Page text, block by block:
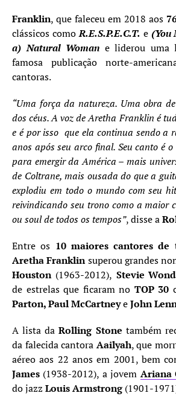
Franklin, que faleceu em 2018 aos
clássicos comoR.E.S.P.E.C.T. e (You
a) Natural Woman e liderou uma
famosa publicação norte-
cantoras.
“Uma força da natureza. Uma obra
dos céus. A voz de Aretha Franklin é
e é por isso que ela continua sendo a
anos após seu arco final. Seu canto é
para emergir da América – mais
de Coltrane, mais ousada do que a
explodiu em todo o mundo com seu hit
reivindicando seu trono como a maior
ou soul de todos os tempos”, disse a
Entre os 10 maiores cantores de
Aretha Franklinsuperou grandes
Houston(1963-2012), Stevie
de estrelas que ficaram no TOP 30
Parton, Paul McCartneyeJohn
A lista daRolling Stone também
da falecida cantora Aailyah, que
aéreo aos 22 anos em 2001, bem
James (1938-2012), a jovem Ariana
do jazz Louis Armstrong(1901-